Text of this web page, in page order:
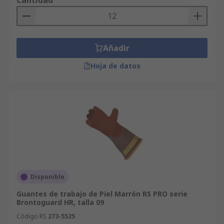
Losguantes de trabajose utilizan en múltiples
sectores y tareas, entre ellos: construcción y obra
civil, montaje y mantenimiento industrial,
manipulación de herramientas y materiales
pesados, oficinas técnicas, logística y almacenes,
trabajos de jardinería o mantenimiento exterior y
ofrecen protección adaptada a cada
necesidad, sin sacrificar la movilidad o la
Comprar guantes de trabajo en RS
Amplia variedad de modelos y niveles de
protección, desde tareas ligeras hasta
entornos exigentes.
Añadir
Hoja de datos
Disponible
Guantes de trabajo de Piel Marrón RS PRO serie
Brontoguard HR, talla 09
Código RS 273-5525